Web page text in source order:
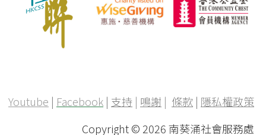
s
Youtube | Facebook | 支持 | 鳴謝 | 條款 | 隱私權政策
Copyright © 2026 南葵涌社會服務處